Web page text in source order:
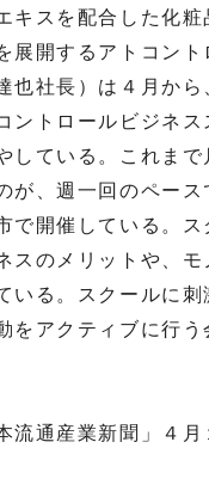
スを配合した化粧
展開するアトコント
也社長）は４月から
ントロールビジネス
している。これまで
が、週一回のペース
で開催している。ス
スのメリットや、モ
いる。スクールに刺
をアクティブに行う
流通産業新聞」４月